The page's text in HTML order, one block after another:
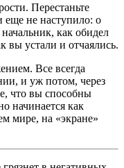
Перестаньте
еще не наступило: о
как обидел
вы устали и отчаялись.
Все всегда
и уж потом, через
что вы способны
начинается как
мире, на «экране»